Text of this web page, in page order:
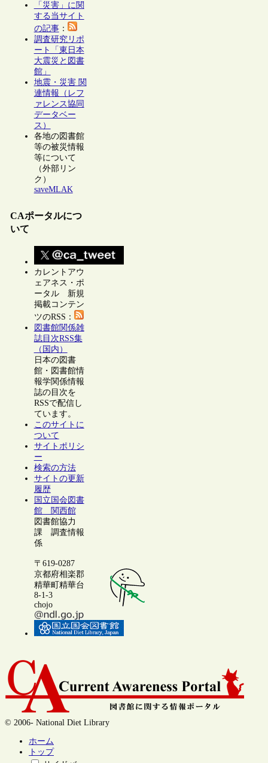
「災害」に関
する当サイト
の記事：
調査研究リポ
ート「東日本
大震災と図書
館」
地震・災害 関
連情報（レフ
ァレンス協同
データベー
ス）
各地の図書館
等の被災情報
等について
（外部リン
ク）
saveMLAK
CAポータルにつ
いて
カレントアウ
ェアネス・ポ
ータル 新規
掲載コンテン
ツのRSS：
図書館関係雑
誌目次RSS集
（国内）
日本の図書
館・図書館情
報学関係情報
誌の目次を
RSSで配信し
ています。
このサイトに
ついて
サイトポリシ
ー
検索の方法
サイトの更新
履歴
国立国会図書
館 関西館
図書館協力
課 調査情報
係
〒619-0287
京都府相楽郡
精華町精華台
8-1-3
chojo
© 2006- National Diet Library
ホーム
トップ